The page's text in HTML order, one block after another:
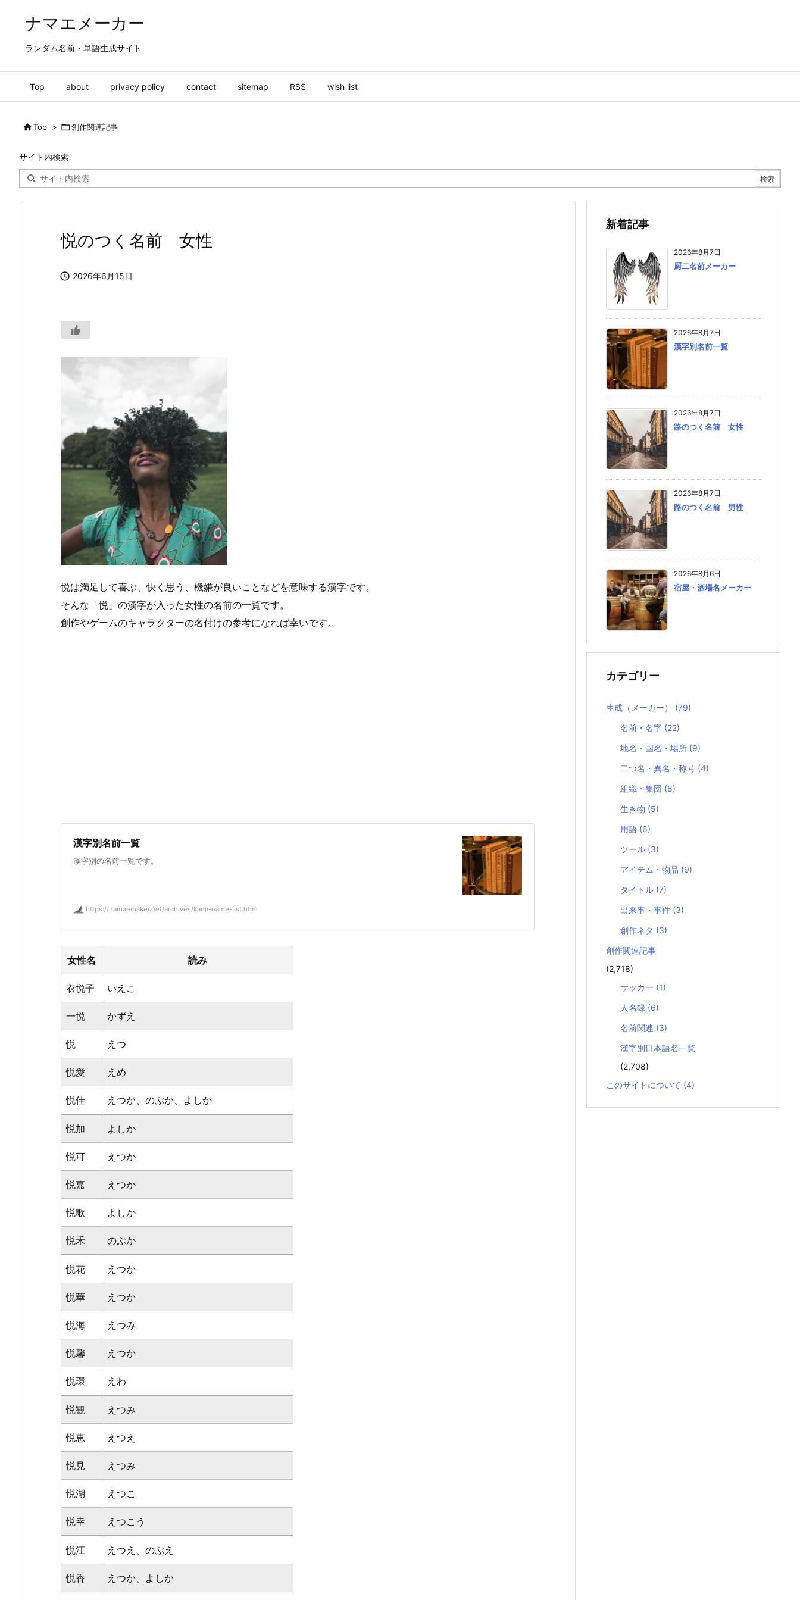
ナマエメーカー
ランダム名前・単語生成サイト
Top about privacy policy contact sitemap RSS wish list
Top > 創作関連記事
サイト内検索
悦のつく名前 女性
 2026年6月15日
悦は満足して喜ぶ、快く思う、機嫌が良いことなどを意味する漢字です。
そんな「悦」の漢字が入った女性の名前の一覧です。
創作やゲームのキャラクターの名付けの参考になれば幸いです。
漢字別名前一覧
漢字別の名前一覧です。
https://namaemaker.net/archives/kanji-name-list.html
女性名 読み
衣悦子 いえこ
一悦 かずえ
悦 えつ
悦愛 えめ
悦佳 えつか、のぶか、よしか
悦加 よしか
悦可 えつか
悦嘉 えつか
悦歌 よしか
悦禾 のぶか
悦花 えつか
悦華 えつか
悦海 えつみ
悦馨 えつか
悦環 えわ
悦観 えつみ
悦恵 えつえ
悦見 えつみ
悦湖 えつこ
悦幸 えつこう
悦江 えつえ、のぶえ
悦香 えつか、よしか
新着記事
2026年8月7日
厨二名前メーカー
2026年8月7日
漢字別名前一覧
2026年8月7日
路のつく名前 女性
2026年8月7日
路のつく名前 男性
2026年8月6日
宿屋・酒場名メーカー
カテゴリー
生成（メーカー） (79)
名前・名字 (22)
地名・国名・場所 (9)
二つ名・異名・称号 (4)
組織・集団 (8)
生き物 (5)
用語 (6)
ツール (3)
アイテム・物品 (9)
タイトル (7)
出来事・事件 (3)
創作ネタ (3)
創作関連記事
(2,718)
サッカー (1)
人名録 (6)
名前関連 (3)
漢字別日本語名一覧
(2,708)
このサイトについて (4)